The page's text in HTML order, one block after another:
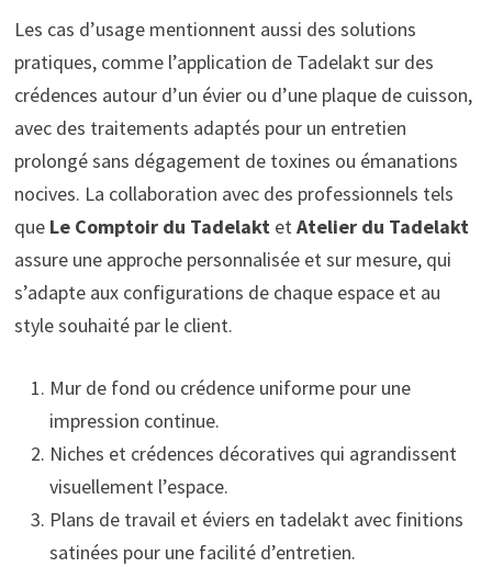
Les cas d’usage mentionnent aussi des solutions
pratiques, comme l’application de Tadelakt sur des
crédences autour d’un évier ou d’une plaque de cuisson,
avec des traitements adaptés pour un entretien
prolongé sans dégagement de toxines ou émanations
nocives. La collaboration avec des professionnels tels
que Le Comptoir du TadelaktetAtelier du Tadelakt
assure une approche personnalisée et sur mesure, qui
s’adapte aux configurations de chaque espace et au
style souhaité par le client.
Mur de fond ou crédence uniforme pour une
impression continue.
Niches et crédences décoratives qui agrandissent
visuellement l’espace.
Plans de travail et éviers en tadelakt avec finitions
satinées pour une facilité d’entretien.